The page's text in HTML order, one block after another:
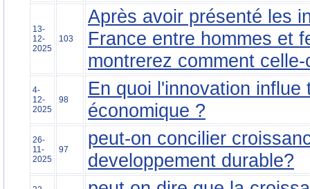
13-
12-
2025
103
Après avoir présenté les
France entre hommes et
montrerez comment
4-
12-
2025
98
En quoi l'innovation influe
économique ?
26-
11-
2025
97
peut-on concilier
developpement durable?